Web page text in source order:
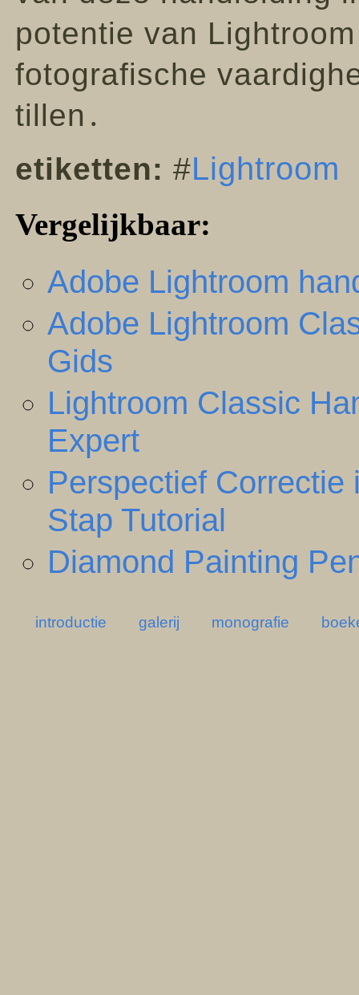
potentie van
fotografische
tillen․
etiketten: #Lightroom
Vergelijkbaar:
Adobe Lightroom
Adobe Lightroom
Gids
Lightroom Classic
Expert
Perspectief
Stap Tutorial
Diamond Painting
introductie galerij monografie